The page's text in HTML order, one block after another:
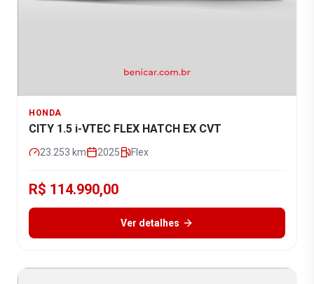
HONDA
CITY 1.5 i-VTEC FLEX HATCH EX CVT
23.253 km 2025 Flex
R$ 114.990,00
Ver detalhes